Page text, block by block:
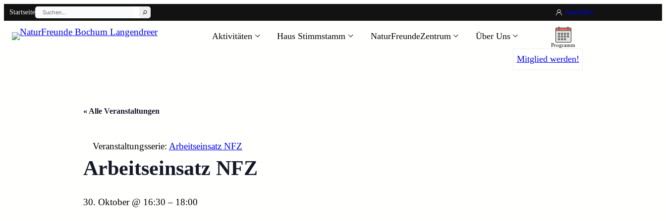
Startseite
Suchen
Anmelden
Aktivitäten Haus Stimmstamm NaturFreundeZentrum Über Uns
Programm
Mitglied werden!
« Alle Veranstaltungen
Veranstaltungsserie: Arbeitseinsatz NFZ
Arbeitseinsatz NFZ
30. Oktober @ 16:30 – 18:00